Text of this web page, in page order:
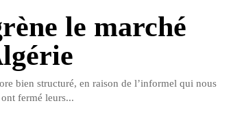
le marché
bien structuré, en raison de l’informel qui nous
fermé leurs...